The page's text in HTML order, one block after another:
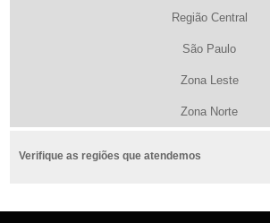
Região Central
São Paulo
Zona Leste
Zona Norte
Verifique as regiões que atendemos